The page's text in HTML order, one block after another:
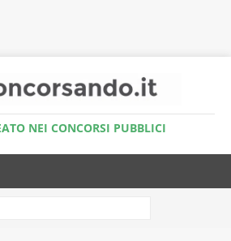
NEI CONCORSI PUBBLICI